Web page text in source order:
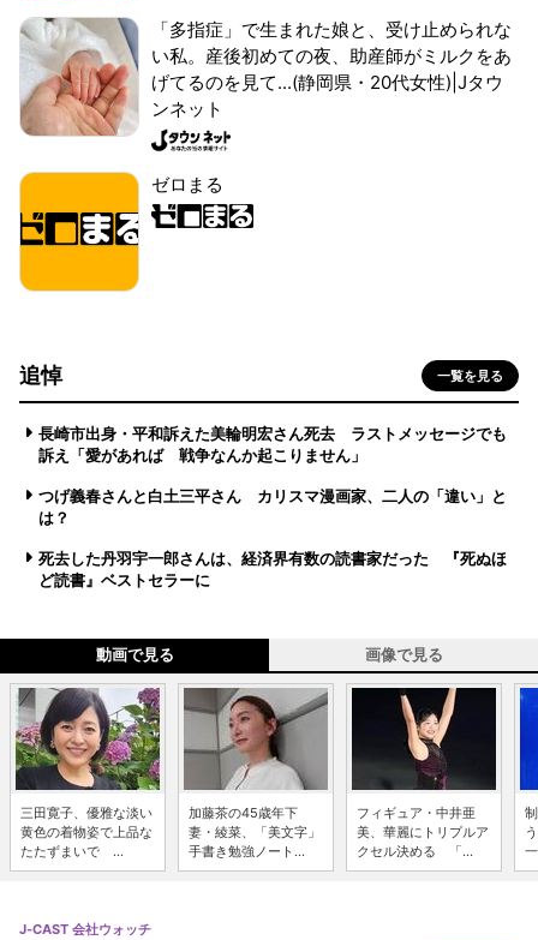
「多指症」で生まれた娘と、受け止められな
い私。産後初めての夜、助産師がミルクをあ
げてるのを見て...(静岡県・20代女性)|Jタウ
ンネット
ゼロまる
追悼 一覧を見る
長崎市出身・平和訴えた美輪明宏さん死去 ラストメッセージでも
訴え「愛があれば 戦争なんか起こりません」
つげ義春さんと白土三平さん カリスマ漫画家、二人の「違い」と
は？
死去した丹羽宇一郎さんは、経済界有数の読書家だった 『死ぬほ
ど読書』ベストセラーに
動画で見る 画像で見る
三田寛子、優雅な淡い
黄色の着物姿で上品な
たたずまいで ...
加藤茶の45歳年下
妻・綾菜、「美文字」
手書き勉強ノート...
フィギュア・中井亜
美、華麗にトリプルア
クセル決める 「...
J-CAST 会社ウォッチ